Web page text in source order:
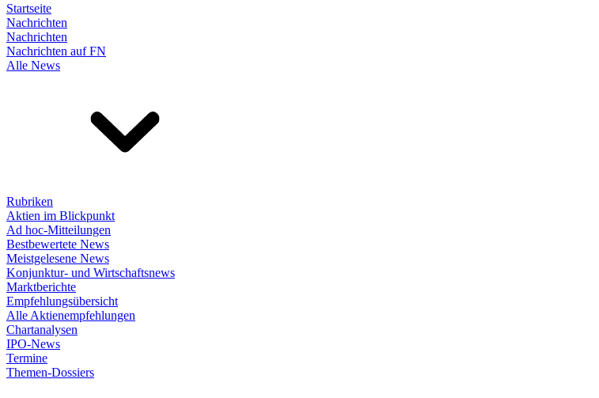
Startseite
Nachrichten
Nachrichten
Nachrichten auf FN
Alle News
Rubriken
Aktien im Blickpunkt
Ad hoc-Mitteilungen
Bestbewertete News
Meistgelesene News
Konjunktur- und Wirtschaftsnews
Marktberichte
Empfehlungsübersicht
Alle Aktienempfehlungen
Chartanalysen
IPO-News
Termine
Themen-Dossiers